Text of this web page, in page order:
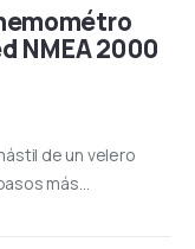
NMEA 2000
de un velero
más…